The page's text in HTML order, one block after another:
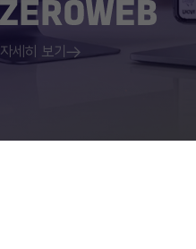
자세히 보기